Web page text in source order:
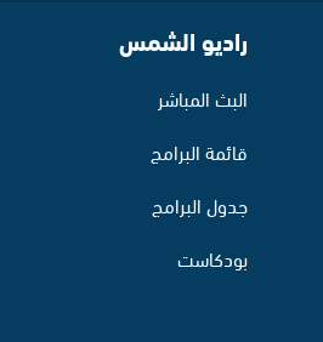
راديو الشمس
البث المباشر
قائمة البرامج
جدول البرامج
بودكاست